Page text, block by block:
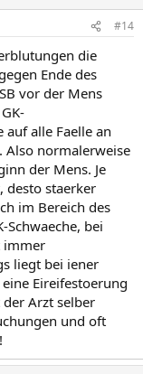
#14
die
Ende des
vor der Mens
auf alle Faelle an
Also normalerweise
der Mens. Je
desto staerker
im Bereich des
Schwaeche, bei
immer
liegt bei iener
Eireifestoerung
Arzt selber
und oft